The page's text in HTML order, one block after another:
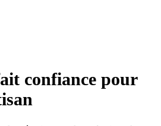
confiance pour